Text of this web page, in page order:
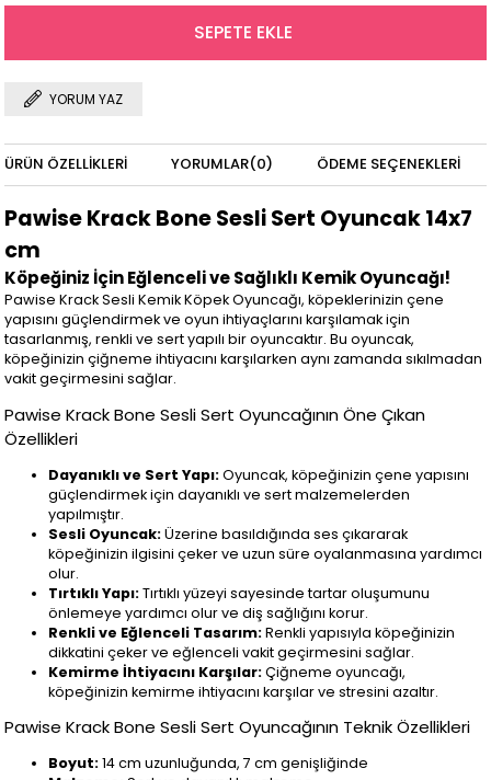
YORUM YAZ
ÜRÜN ÖZELLIKLERI YORUMLAR(0) ÖDEME SEÇENEKLERI
Pawise Krack Bone Sesli Sert Oyuncak 14x7
cm
Köpeğiniz İçin Eğlenceli ve Sağlıklı Kemik Oyuncağı!
Pawise Krack Sesli Kemik Köpek Oyuncağı, köpeklerinizin çene
yapısını güçlendirmek ve oyun ihtiyaçlarını karşılamak için
tasarlanmış, renkli ve sert yapılı bir oyuncaktır. Bu oyuncak,
köpeğinizin çiğneme ihtiyacını karşılarken aynı zamanda sıkılmadan
vakit geçirmesini sağlar.
Pawise Krack Bone Sesli Sert Oyuncağının Öne Çıkan
Özellikleri
Dayanıklı ve Sert Yapı:Oyuncak, köpeğinizin çene yapısını
güçlendirmek için dayanıklı ve sert malzemelerden
yapılmıştır.
Sesli Oyuncak:Üzerine basıldığında ses çıkararak
köpeğinizin ilgisini çeker ve uzun süre oyalanmasına yardımcı
olur.
Tırtıklı Yapı:Tırtıklı yüzeyi sayesinde tartar oluşumunu
önlemeye yardımcı olur ve diş sağlığını korur.
Renkli ve Eğlenceli Tasarım:Renkli yapısıyla köpeğinizin
dikkatini çeker ve eğlenceli vakit geçirmesini sağlar.
Kemirme İhtiyacını Karşılar:Çiğneme oyuncağı,
köpeğinizin kemirme ihtiyacını karşılar ve stresini azaltır.
Pawise Krack Bone Sesli Sert Oyuncağının Teknik Özellikleri
Boyut:14 cm uzunluğunda, 7 cm genişliğinde